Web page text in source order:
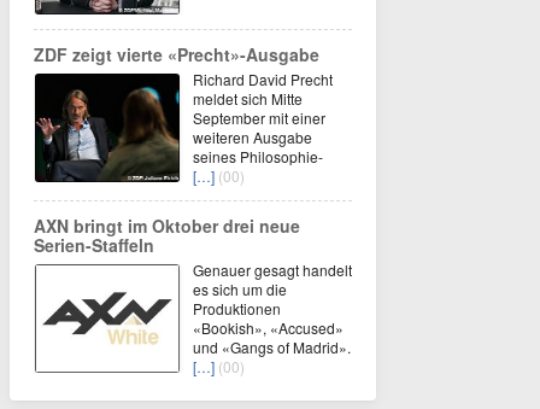
ZDF zeigt vierte «Precht»-Ausgabe
Richard David Precht
meldet sich Mitte
September mit einer
weiteren Ausgabe
seines Philosophie-
[…] (00)
AXN bringt im Oktober drei neue
Serien-Staffeln
Genauer gesagt handelt
es sich um die
Produktionen
«Bookish», «Accused»
und «Gangs of Madrid».
[…] (00)